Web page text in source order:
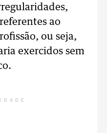
ao
ou seja,
exercidos sem